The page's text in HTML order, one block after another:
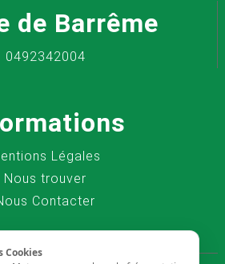
Cookies
de Barrême
0492342004
Légales
Nous trouver
Contacter